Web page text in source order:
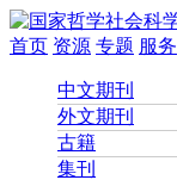
首页 资源 专题 服务
中文期刊
外文期刊
古籍
集刊